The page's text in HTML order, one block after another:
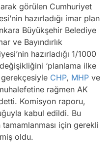
görülen Cumhuriyet
hazırladığı imar plan
Büyükşehir Belediye
ve Bayındırlık
hazırladığı 1/1000
‘planlama ilke
gerekçesiyle CHP, MHP ve
rağmen AK
Komisyon raporu,
kabul edildi. Bu
için gerekli
oldu.